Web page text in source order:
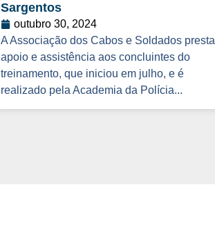
Sargentos
outubro 30, 2024
A Associação dos Cabos e Soldados presta
apoio e assistência aos concluintes do
treinamento, que iniciou em julho, e é
realizado pela Academia da Polícia...